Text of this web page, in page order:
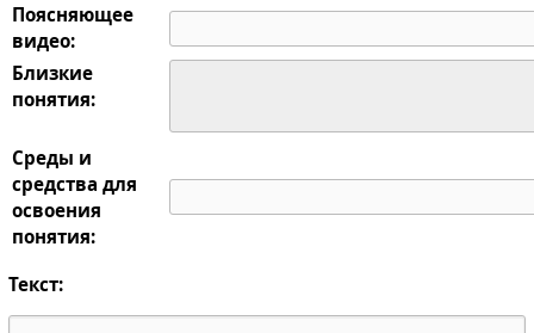
Поясняющее
видео:
Близкие
понятия:
Среды и
средства для
освоения
понятия:
Текст: